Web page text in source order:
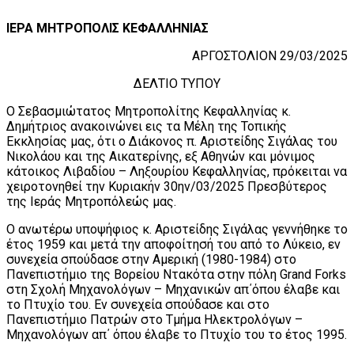
ΙΕΡΑ ΜΗΤΡΟΠΟΛΙΣ ΚΕΦΑΛΛΗΝΙΑΣ
AΡΓΟΣΤΟΛΙΟΝ 29/03/2025
ΔΕΛΤΙΟ ΤΥΠΟΥ
Ο Σεβασμιώτατος Μητροπολίτης Κεφαλληνίας κ.
Δημήτριος ανακοινώνει εις τα Μέλη της Τοπικής
Εκκλησίας μας, ότι ο Διάκονος π. Αριστείδης Σιγάλας του
Νικολάου και της Αικατερίνης, εξ Αθηνών και μόνιμος
κάτοικος Λιβαδίου – Ληξουρίου Κεφαλληνίας, πρόκειται να
χειροτονηθεί την Κυριακήν 30ην/03/2025 Πρεσβύτερος
της Ιεράς Μητροπόλεώς μας.
Ο ανωτέρω υποψήφιος κ. Αριστείδης Σιγάλας γεννήθηκε το
έτος 1959 και μετά την αποφοίτησή του από το Λύκειο, εν
συνεχεία σπούδασε στην Αμερική (1980-1984) στο
Πανεπιστήμιο της Βορείου Ντακότα στην πόλη Grand Forks
στη Σχολή Μηχανολόγων – Μηχανικών απ΄όπου έλαβε και
το Πτυχίο του. Εν συνεχεία σπούδασε και στο
Πανεπιστήμιο Πατρών στο Τμήμα Ηλεκτρολόγων –
Μηχανολόγων απ΄ όπου έλαβε το Πτυχίο του το έτος 1995.